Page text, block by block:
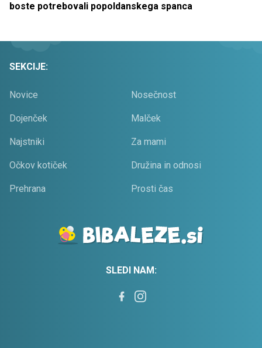
boste potrebovali popoldanskega spanca
SEKCIJE:
Novice Nosečnost
Dojenček Malček
Najstniki Za mami
Očkov kotiček Družina in odnosi
Prehrana Prosti čas
SLEDI NAM: